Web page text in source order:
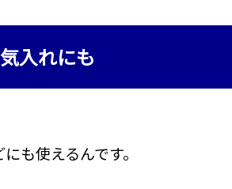
入れにも
も使えるんです。